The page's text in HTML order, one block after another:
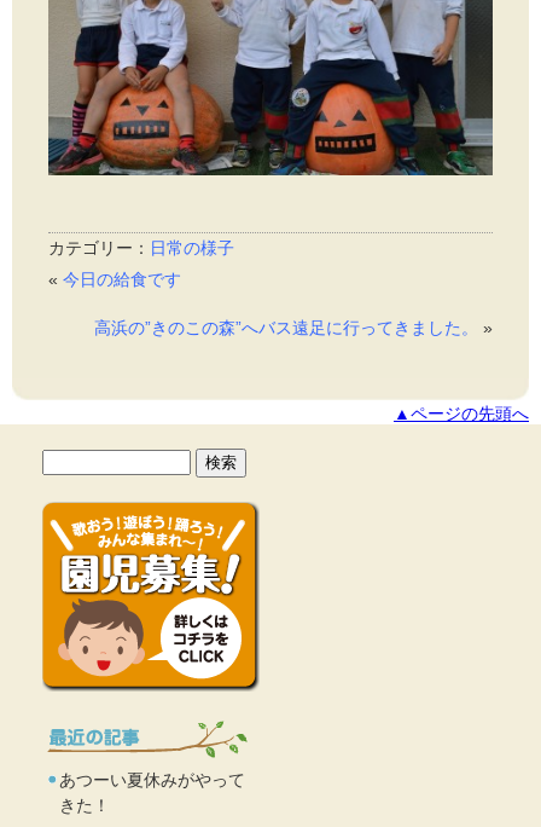
カテゴリー： 日常の様子
« 今日の給食です
高浜の”きのこの森”へバス遠足に行ってきました。 »
▲ページの先頭へ
あつーい夏休みがやって
きた！